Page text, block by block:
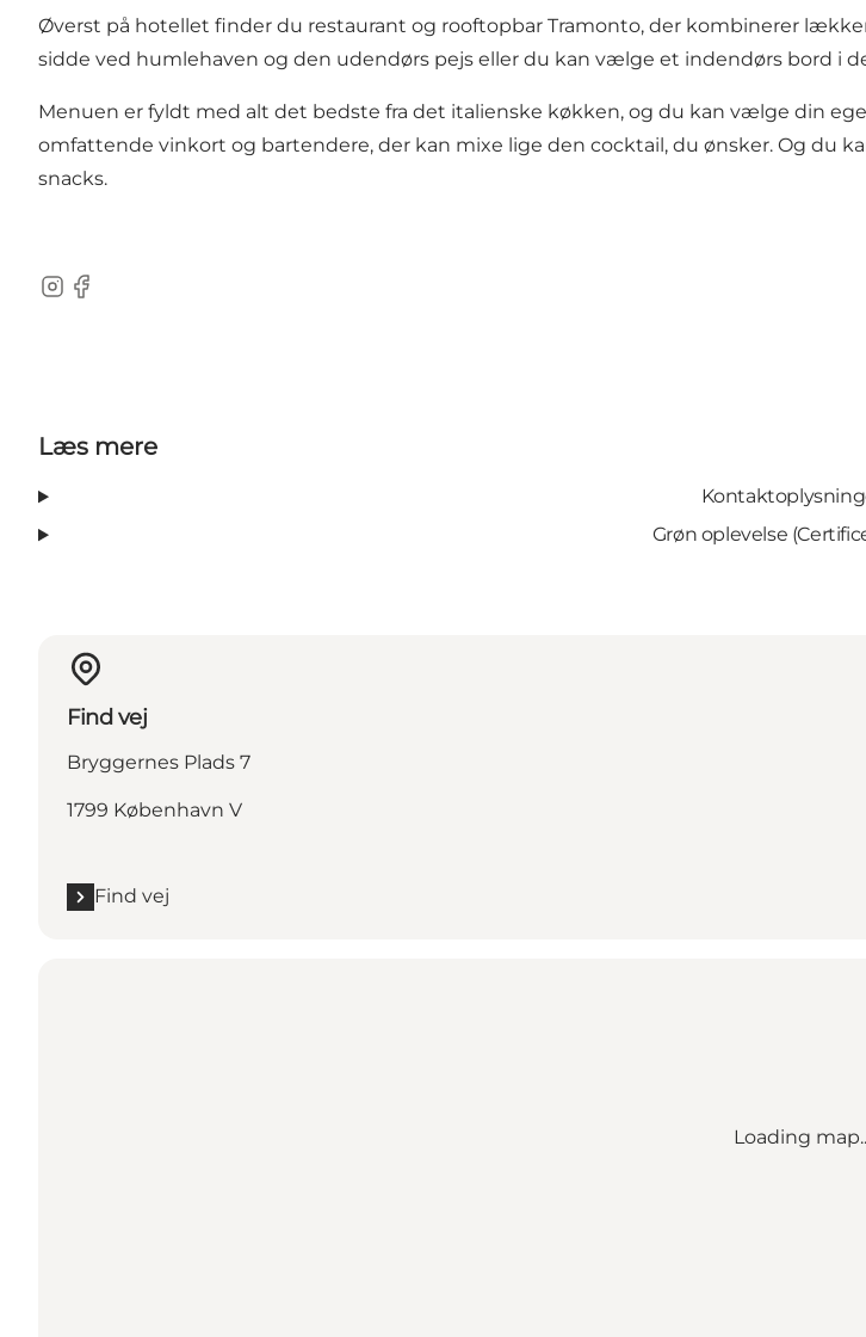
Øverst på hotellet finder du restaurant og rooftopbar Tramonto, der kombinerer
sidde ved humlehaven og den udendørs pejs eller du kan vælge et indendørs bord i
Menuen er fyldt med alt det bedste fra det italienske køkken, og du kan vælge din
omfattende vinkort og bartendere, der kan mixe lige den cocktail, du ønsker. Og du
snacks.
Instagram
Facebook
Læs mere
Grøn oplevelse
Find vej
Bryggernes Plads 7
1799 København V
Find vej
Loading